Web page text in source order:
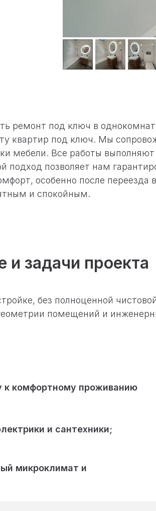
ремонт под ключ в
квартир под ключ. Мы
мебели. Все работы
подход позволяет нам
особенно после
и спокойным.
задачи проекта
без полноценной
помещений и
к комфортному проживанию
и сантехники;
микроклимат и